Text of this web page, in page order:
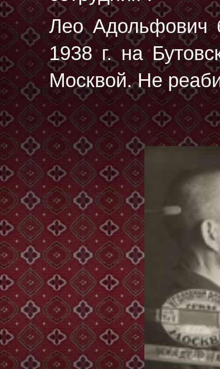
Лео Адольфович
1938 г.на
Москвой. Не